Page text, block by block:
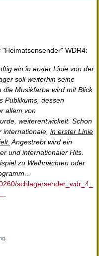
WDR4:
ein in erster Linie von der
soll weiterhin seine
Musikfarbe wird mit Blick
Publikums, dessen
allem von
weiterentwickelt. Schon
in erster Linie
Angestrebt wird ein
und internationaler Hits.
zu Weihnachten oder
schlagersender_wdr_4_